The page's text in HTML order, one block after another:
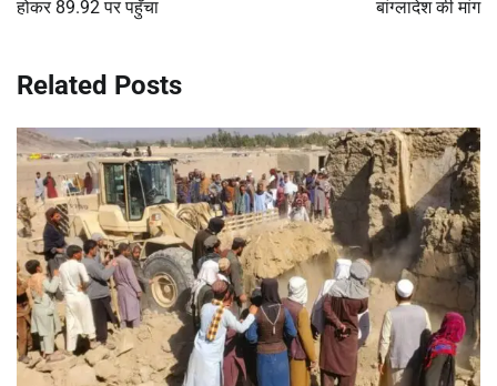
होकर 89.92 पर पहुँचा
बांग्लादेश की मांग
Related Posts